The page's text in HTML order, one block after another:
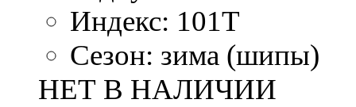
Индекс: 101T
Сезон: зима (шипы)
НЕТ В НАЛИЧИИ